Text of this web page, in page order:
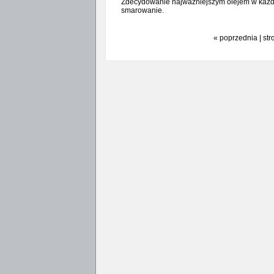
Zdecydowanie najważniejszym olejem w
smarowanie.
« poprzednia |